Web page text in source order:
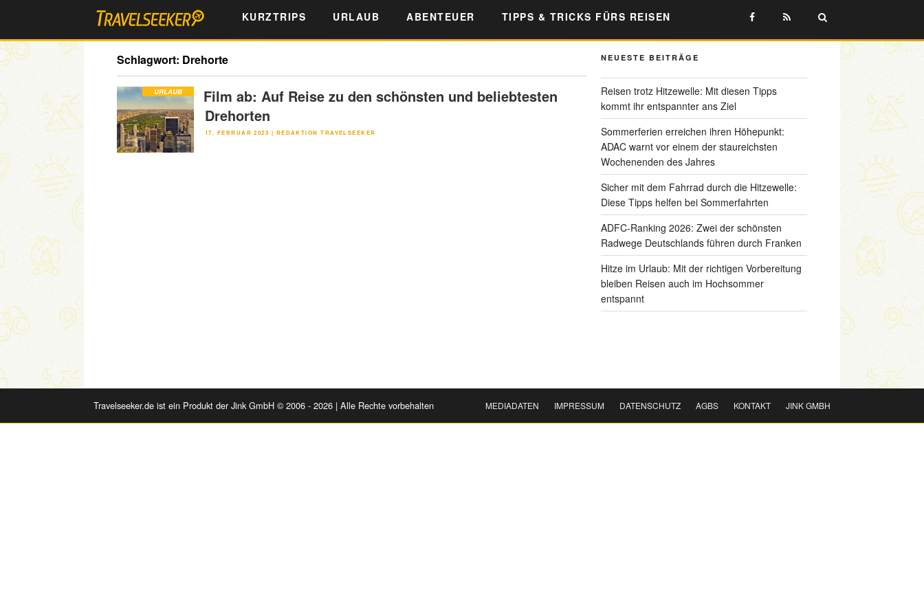
springen
KURZTRIPS URLAUB ABENTEUER TIPPS & TRICKS FÜRS REISEN
Schlagwort: Drehorte
URLAUB
Film ab: Auf Reise zu den schönsten und beliebtesten
Drehorten
VERÖFFENTLICHT
17. FEBRUAR 2023 | REDAKTION TRAVELSEEKER
NEUESTE BEITRÄGE
Reisen trotz Hitzewelle: Mit diesen Tipps
kommt ihr entspannter ans Ziel
Sommerferien erreichen ihren Höhepunkt:
ADAC warnt vor einem der staureichsten
Wochenenden des Jahres
Sicher mit dem Fahrrad durch die Hitzewelle:
Diese Tipps helfen bei Sommerfahrten
ADFC-Ranking 2026: Zwei der schönsten
Radwege Deutschlands führen durch Franken
Hitze im Urlaub: Mit der richtigen Vorbereitung
bleiben Reisen auch im Hochsommer
entspannt
Travelseeker.de ist ein Produkt der Jink GmbH © 2006 - 2026 | Alle Rechte vorbehalten MEDIADATEN IMPRESSUM DATENSCHUTZ AGBS KONTAKT JINK GMBH